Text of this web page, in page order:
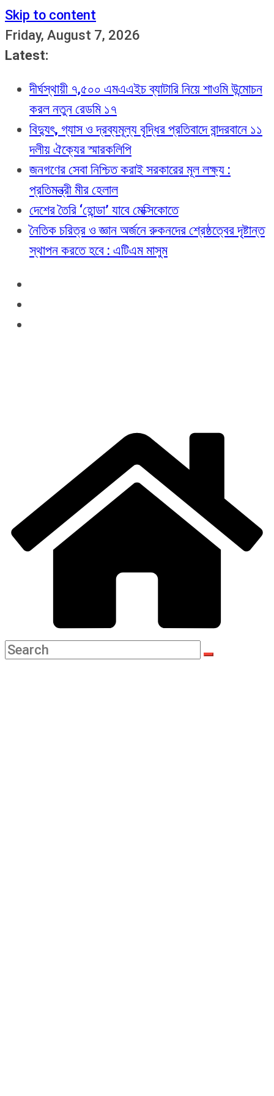
Skip to content
Friday, August 7, 2026
Latest:
দীর্ঘস্থায়ী ৭,৫০০ এমএএইচ ব্যাটারি নিয়ে শাওমি উন্মোচন
করল নতুন রেডমি ১৭
বিদ্যুৎ, গ্যাস ও দ্রব্যমূল্য বৃদ্ধির প্রতিবাদে বান্দরবানে ১১
দলীয় ঐক্যের স্মারকলিপি
জনগণের সেবা নিশ্চিত করাই সরকারের মূল লক্ষ্য :
প্রতিমন্ত্রী মীর হেলাল
দেশের তৈরি ‘হোন্ডা’ যাবে মেক্সিকোতে
নৈতিক চরিত্র ও জ্ঞান অর্জনে রুকনদের শ্রেষ্ঠত্বের দৃষ্টান্ত
স্থাপন করতে হবে : এটিএম মাসুম